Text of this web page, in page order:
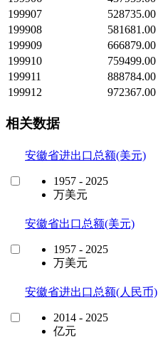
199907
528735.00
199908
581681.00
199909
666879.00
199910
759499.00
199911
888784.00
199912
972367.00
相关数据
安徽省进出口总额(美元)
1957 - 2025
万美元
安徽省出口总额(美元)
1957 - 2025
万美元
安徽省进出口总额(人民币)
2014 - 2025
亿元